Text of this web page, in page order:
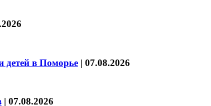
детей в Поморье | 07.08.2026
| 07.08.2026